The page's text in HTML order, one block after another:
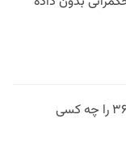
فیلتر در وقت اضافه؛ فوتبال ۳۶۰ را چه کسی